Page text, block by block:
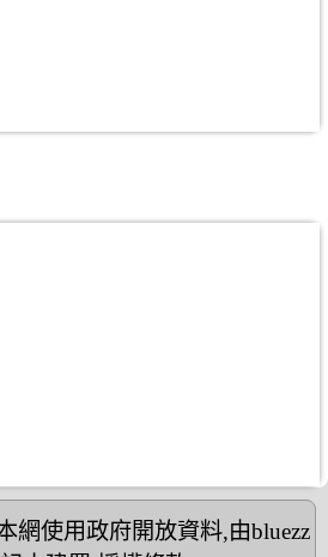
網使用政府開放資料,由bluezz